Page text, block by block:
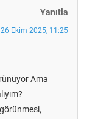
Yanıtla
26 Ekim 2025, 11:25
Ama